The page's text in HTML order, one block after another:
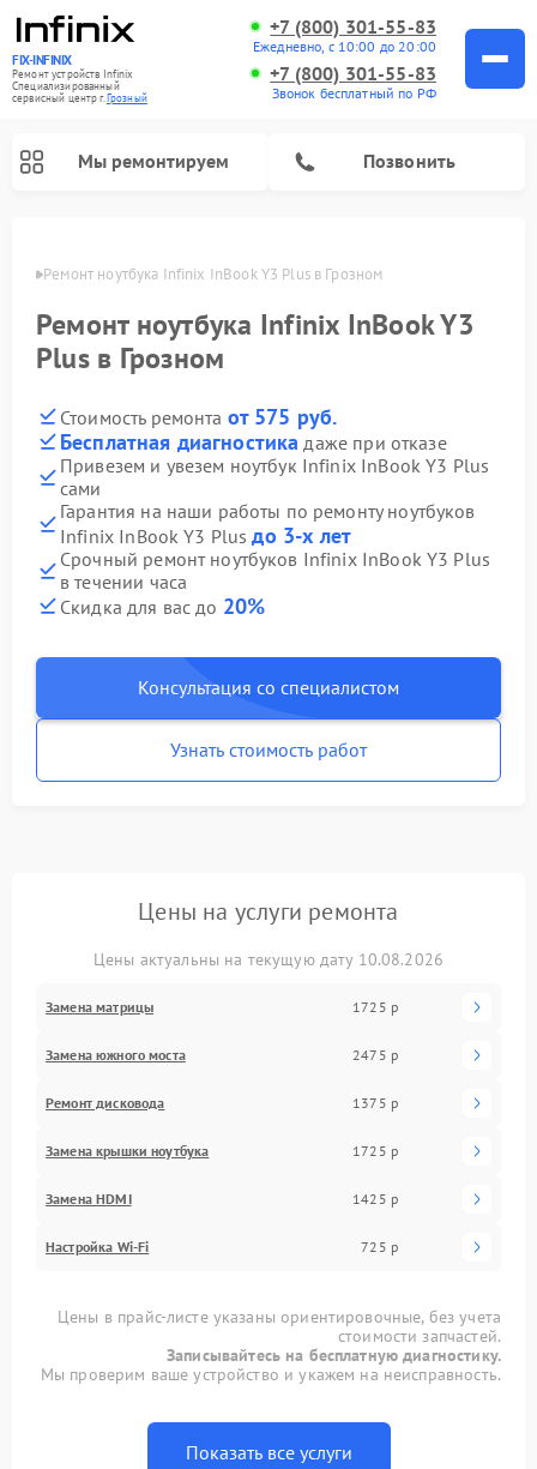
FIX-INFINIX
Ремонт устройств Infinix
Специализированный
cервисный центр г.Грозный
+7 (800) 301-55-83
Ежедневно, с 10:00 до 20:00
+7 (800) 301-55-83
Звонок бесплатный по РФ
Мы ремонтируем Позвонить
Ремонт ноутбука Infinix InBook Y3 Plus в Грозном
Ремонт ноутбука Infinix InBook Y3
Plus в Грозном
Стоимость ремонта от 575 руб.
Бесплатная диагностика даже при отказе
Привезем и увезем ноутбук Infinix InBook Y3 Plus
сами
Гарантия на наши работы по ремонту ноутбуков
Infinix InBook Y3 Plusдо 3-х лет
Срочный ремонт ноутбуков Infinix InBook Y3 Plus
в течении часа
Скидка для вас до 20%
Консультация со специалистом
Узнать стоимость работ
Цены на услуги ремонта
Цены актуальны на текущую дату 10.08.2026
Замена матрицы 1725 р
Замена южного моста 2475 р
Ремонт дисковода 1375 р
Замена крышки ноутбука 1725 р
Замена HDMI 1425 р
Настройка Wi-Fi 725 р
Цены в прайс-листе указаны ориентировочные, без учета
стоимости запчастей.
Записывайтесь на бесплатную диагностику.
Мы проверим ваше устройство и укажем на неисправность.
Показать все услуги